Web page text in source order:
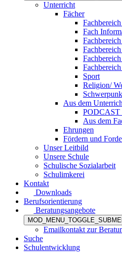
Unterricht
Fächer
Fach
Sport
Religion/
Aus dem
PODCAST
Aus dem
Ehrungen
Fördern und
Unser Leitbild
Unsere Schule
Schulische Sozialarbeit
Schulimkerei
Kontakt
Downloads
Berufsorientierung
Beratungsangebote
Emailkontakt zur
Suche
Schulentwicklung